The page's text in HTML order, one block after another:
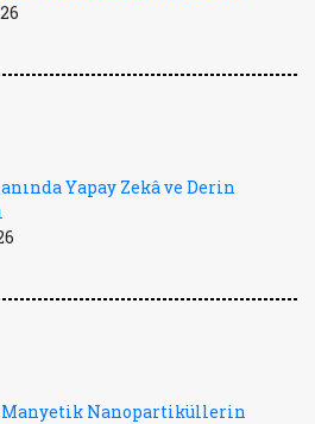
Yapay Zekâ ve Derin
Nanopartiküllerin